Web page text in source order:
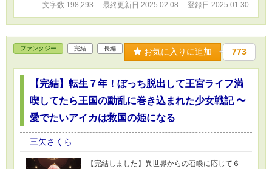
文字数 198,293 最終更新日 2025.02.08 登録日 2025.01.30
ファンタジー 完結 長編 お気に入りに追加 773
【完結】転生７年！ぼっち脱出して王宮ライフ満
喫してたら王国の動乱に巻き込まれた少女戦記 〜
愛でたいアイカは救国の姫になる
三矢さくら
【完結しました】異世界からの召喚に応じて６